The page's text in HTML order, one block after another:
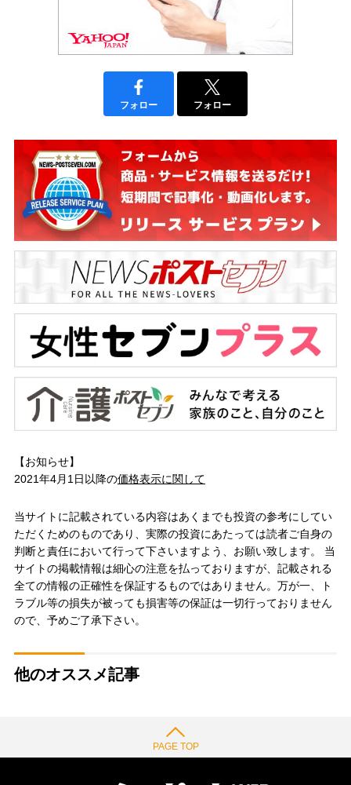
フォロー フォロー
【お知らせ】
2021年4月1日以降の価格表示に関して
当サイトに記載されている内容はあくまでも投資の参考にしてい
ただくためのものであり、実際の投資にあたっては読者ご自身の
判断と責任において行って下さいますよう、お願い致します。 当
サイトの掲載情報は細心の注意を払っておりますが、記載される
全ての情報の正確性を保証するものではありません。万が一、ト
ラブル等の損失が被っても損害等の保証は一切行っておりません
ので、予めご了承下さい。
他のオススメ記事
PAGE TOP